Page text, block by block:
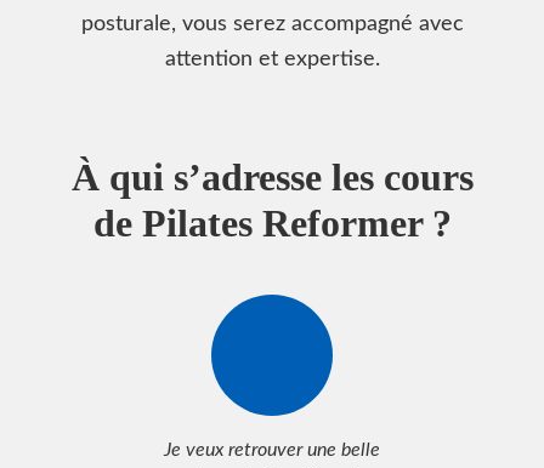
posturale, vous serez accompagné avec
attention et expertise.
À qui s’adresse les cours
de Pilates Reformer ?
Je veux retrouver une belle